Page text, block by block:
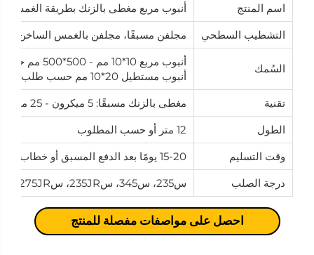
اسم المنتج
أنبوب مربع مغطى بالزنك بطريقة الغمس
التشطيب السطحي
مجلفن مسبقًا، مجلفن بالغمس الساخن،
السُمك
أنبوب مربع 10*10 مم - 500*500 مم حسب طلب العميل.
أنبوب مستطيل 20*10 مم حسب طلب العميل.
تقنية
مغطى بالزنك مسبقًا: 5 ميكرون - 25 ميكرون، غمس ساخن بالزنك: 35 ميكرون - 200 ميكرون
الطول
12 متر أو حسب المطلوب
وقت التسليم
15-20 يومًا بعد الدفع المسبق أو خطاب الاعتماد.
درجة الصلب
س235، س345، س235JR، س275JR، إس تي كيه 400، إس تي كيه 500، إس 355JR، جي آر بي-دي
احصل على مواصفات مفصلة للمنتج